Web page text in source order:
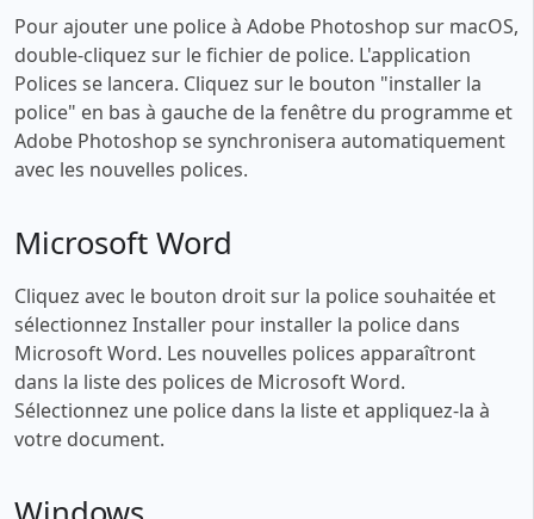
Pour ajouter une police à Adobe Photoshop sur macOS,
double-cliquez sur le fichier de police. L'application
Polices se lancera. Cliquez sur le bouton "installer la
police" en bas à gauche de la fenêtre du programme et
Adobe Photoshop se synchronisera automatiquement
avec les nouvelles polices.
Microsoft Word
Cliquez avec le bouton droit sur la police souhaitée et
sélectionnez Installer pour installer la police dans
Microsoft Word. Les nouvelles polices apparaîtront
dans la liste des polices de Microsoft Word.
Sélectionnez une police dans la liste et appliquez-la à
votre document.